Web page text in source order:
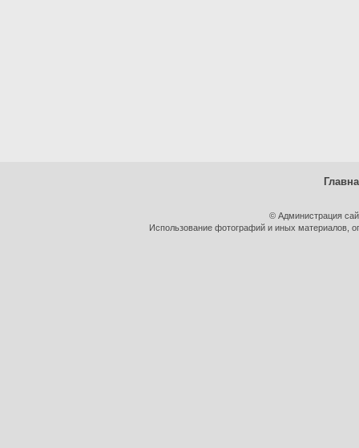
© Администрация
Использование фотографий и иных материалов,